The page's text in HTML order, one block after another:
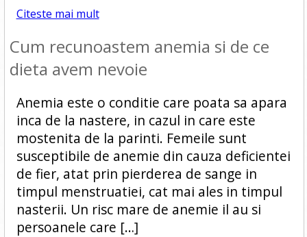
Citeste mai mult
Cum recunoastem anemia si de ce
dieta avem nevoie
Anemia este o conditie care poata sa apara
inca de la nastere, in cazul in care este
mostenita de la parinti. Femeile sunt
susceptibile de anemie din cauza deficientei
de fier, atat prin pierderea de sange in
timpul menstruatiei, cat mai ales in timpul
nasterii. Un risc mare de anemie il au si
persoanele care […]